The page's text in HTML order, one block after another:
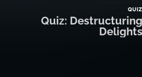
QUIZ
Quiz: Destructuring
Delights